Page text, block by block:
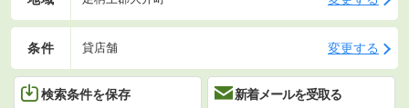
条件 貸店舗 変更する
検索条件を保存 新着メールを受取る